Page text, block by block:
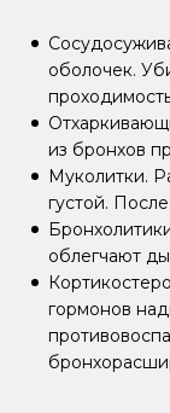
оболочек.
из бронхов
Муколитки.
густой.
облегчают
гормонов